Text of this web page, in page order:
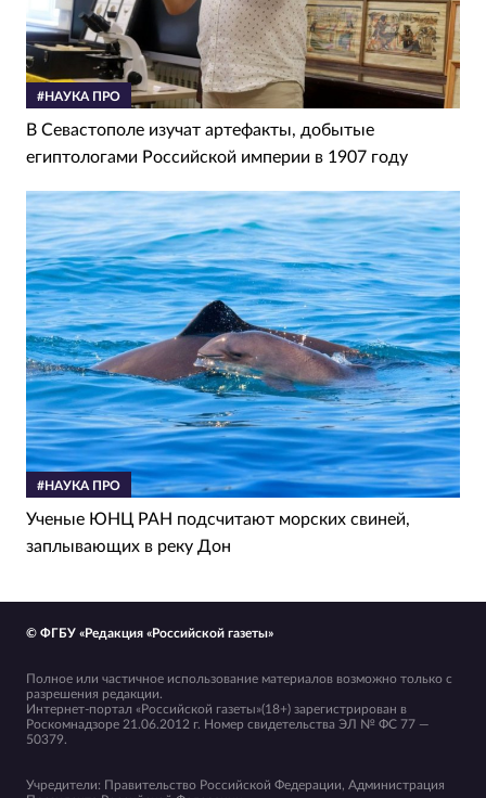
#НАУКА ПРО
В Севастополе изучат артефакты, добытые
египтологами Российской империи в 1907 году
#НАУКА ПРО
Ученые ЮНЦ РАН подсчитают морских свиней,
заплывающих в реку Дон
© ФГБУ «Редакция «Российской газеты»
Полное или частичное использование материалов возможно только с
разрешения редакции.
Интернет-портал «Российской газеты»(18+) зарегистрирован в
Роскомнадзоре 21.06.2012 г. Номер свидетельства ЭЛ № ФС 77 —
50379.
Учредители: Правительство Российской Федерации, Администрация